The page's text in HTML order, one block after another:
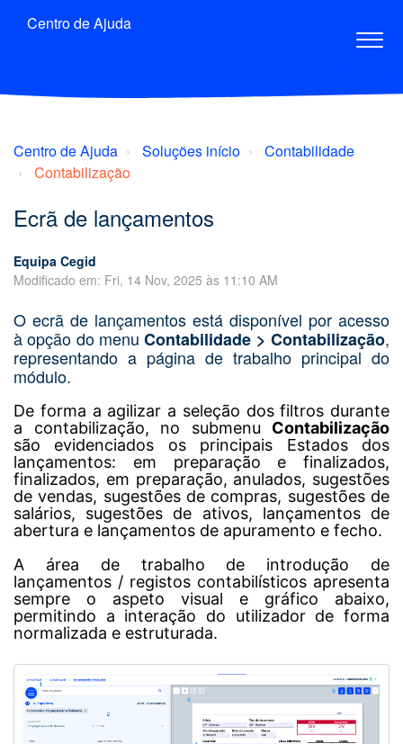
Centro de Ajuda
Centro de Ajuda Soluções início
Contabilidade
Contabilização
Ecrã de lançamentos
Equipa Cegid
Modificado em: Fri, 14 Nov, 2025 às 11:10 AM
O ecrã de lançamentos está disponível por acesso
à opção do menuContabilidade >Contabilização,
representando a página de trabalho principal do
módulo.
De forma a agilizar a seleção dos filtros durante
a contabilização, no submenu Contabilização
são evidenciados os principais Estados dos
lançamentos: em preparação e finalizados,
finalizados, em preparação, anulados, sugestões
de vendas, sugestões de compras, sugestões de
salários, sugestões de ativos, lançamentos de
abertura e lançamentos de apuramento e fecho.
A área de trabalho de introdução de
lançamentos / registos contabilísticos apresenta
sempre o aspeto visual e gráfico abaixo,
permitindo a interação do utilizador de forma
normalizada e estruturada.